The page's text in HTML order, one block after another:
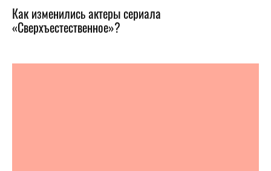
Как изменились актеры сериала
«Сверхъестественное»?